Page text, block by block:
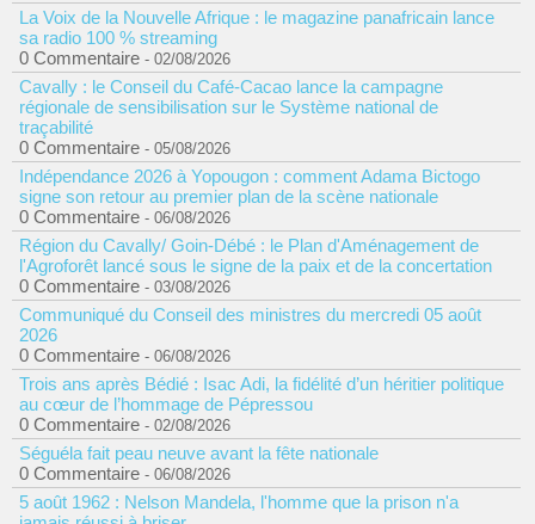
La Voix de la Nouvelle Afrique : le magazine panafricain lance
sa radio 100 % streaming
0 Commentaire - 02/08/2026
Cavally : le Conseil du Café-Cacao lance la campagne
régionale de sensibilisation sur le Système national de
traçabilité
0 Commentaire - 05/08/2026
Indépendance 2026 à Yopougon : comment Adama Bictogo
signe son retour au premier plan de la scène nationale
0 Commentaire - 06/08/2026
Région du Cavally/ Goin-Débé : le Plan d'Aménagement de
l'Agroforêt lancé sous le signe de la paix et de la concertation
0 Commentaire - 03/08/2026
Communiqué du Conseil des ministres du mercredi 05 août
2026
0 Commentaire - 06/08/2026
Trois ans après Bédié : Isac Adi, la fidélité d’un héritier politique
au cœur de l’hommage de Pépressou
0 Commentaire - 02/08/2026
Séguéla fait peau neuve avant la fête nationale
0 Commentaire - 06/08/2026
5 août 1962 : Nelson Mandela, l'homme que la prison n'a